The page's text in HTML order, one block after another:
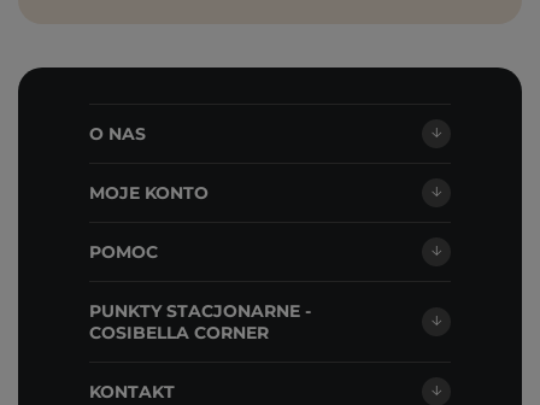
O NAS
MOJE KONTO
POMOC
PUNKTY STACJONARNE -
COSIBELLA CORNER
KONTAKT